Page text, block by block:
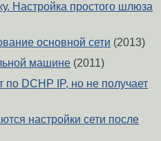
Настройка простого шлюза
основной сети (2013)
машине (2011)
по DCHP IP, но не получает
настройки сети после